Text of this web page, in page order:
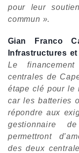
pour leur
commun ».
Gian
Franco
Infrastructures
Le
centrales de
étape clé pour le
car les batteries
répondre aux
gestionnaire
permettront
des deux